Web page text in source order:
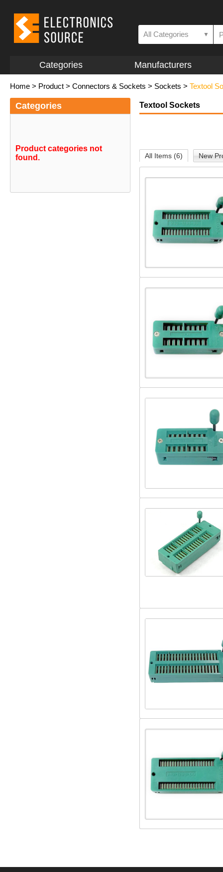
All Categories ▼
Categories Manufacturers
Home > Product > Connectors & Sockets > Sockets > Textool
Categories
Product categories not
found.
Textool Sockets
All Items (6) New